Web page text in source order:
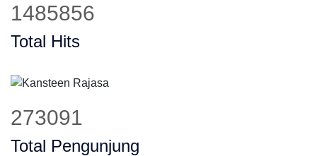
1807597
Total Hits
333538
Total Pengunjung